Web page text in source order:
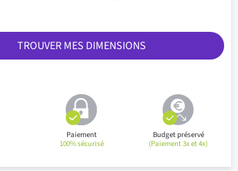
TROUVER MES DIMENSIONS
Paiement
100% sécurisé
Budget préservé
(Paiement 3x et 4x)